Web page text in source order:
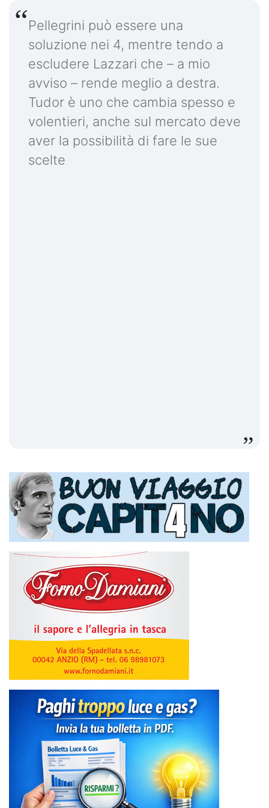
Pellegrini può essere una
soluzione nei 4, mentre tendo a
escludere Lazzari che – a mio
avviso – rende meglio a destra.
Tudor è uno che cambia spesso e
volentieri, anche sul mercato deve
aver la possibilità di fare le sue
scelte